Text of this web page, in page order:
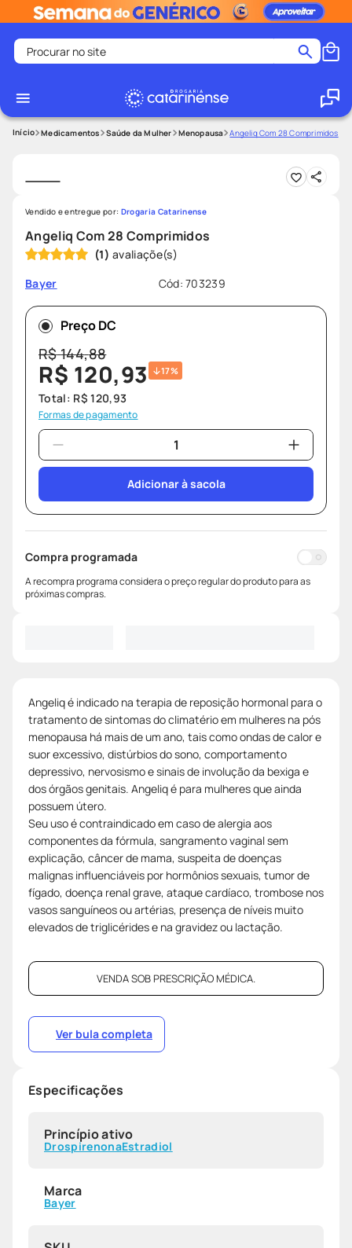
Procurar no site
1
2º
medley
4º
shampoo
5º
tadalafila
6º
lenço umedecido
7º
ozivy
8º
protetor solar
9º
fralda pampers
º teste gravidez
Medicamentos Saúde da Mulher Menopausa Angeliq Com 28 Comprimidos
Angeliq Com 28 Comprimidos
(1)
Bayer
Cód:703239
Vendido e entregue por: Drogaria Catarinense
Preço DC
R$144,88
R$ 120,93 17%
Total: R$ 120,93
Formas de pagamento
Adicionar à sacola
Compra programada
A recompra programa considera o preço regular do produto para as
próximas compras.
Angeliq é indicado na terapia de reposição hormonal para o
tratamento de sintomas do climatério em mulheres na pós
menopausa há mais de um ano, tais como ondas de calor e
suor excessivo, distúrbios do sono, comportamento
depressivo, nervosismo e sinais de involução da bexiga e
dos órgãos genitais. Angeliq é para mulheres que ainda
possuem útero.
Seu uso é contraindicado em caso de alergia aos
componentes da fórmula, sangramento vaginal sem
explicação, câncer de mama, suspeita de doenças
malignas influenciáveis por hormônios sexuais, tumor de
fígado, doença renal grave, ataque cardíaco, trombose nos
vasos sanguíneos ou artérias, presença de níveis muito
elevados de triglicérides e na gravidez ou lactação.
VENDA SOB PRESCRIÇÃO MÉDICA.
Ver bula completa
Especificações
Princípio ativo
DrospirenonaEstradiol
Marca
Bayer